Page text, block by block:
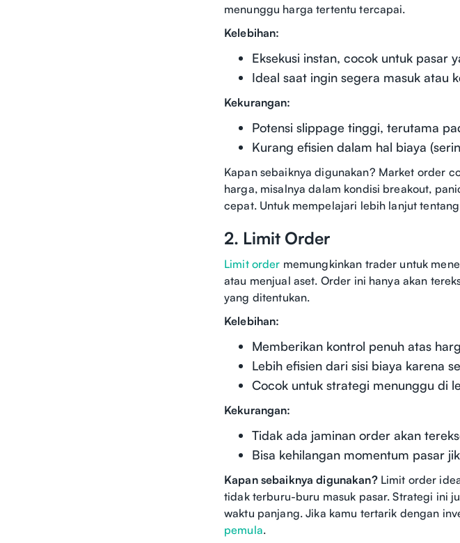
menunggu harga tertentu tercapai.
Kelebihan:
Eksekusi instan, cocok untuk pasar
Ideal saat ingin segera masuk atau
Kekurangan:
Potensi slippage tinggi, terutama
Kurang efisien dalam hal biaya
Kapan sebaiknya digunakan? Market order
harga, misalnya dalam kondisi breakout,
cepat. Untuk mempelajari lebih lanjut
2. Limit Order
Limit order memungkinkan trader untuk
atau menjual aset. Order ini hanya akan
yang ditentukan.
Kelebihan:
Memberikan kontrol penuh atas
Lebih efisien dari sisi biaya karena
Cocok untuk strategi menunggu di
Kekurangan:
Tidak ada jaminan order akan
Bisa kehilangan momentum pasar
Kapan sebaiknya digunakan? Limit order
tidak terburu-buru masuk pasar. Strategi ini
waktu panjang. Jika kamu tertarik dengan
pemula.